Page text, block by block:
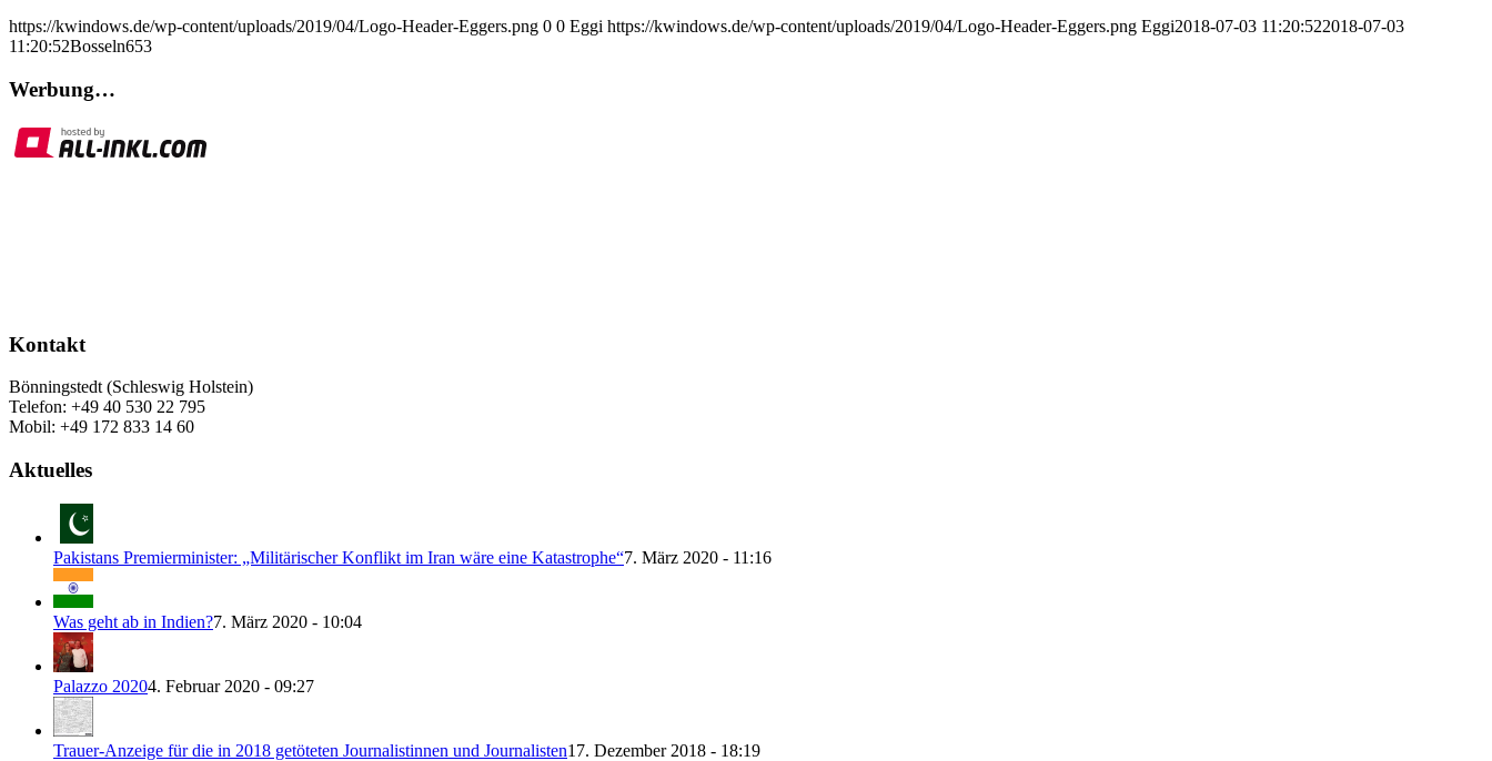
https://kwindows.de/wp-content/uploads/2019/04/Logo-Header-Eggers.png 0 0 Eggi https://kwindows.de/wp-content/uploads/2019/04/Logo-Header-Eggers.png Eggi2018-07-03 11:20:522018-07-03
11:20:52Bosseln653
Werbung…
Kontakt
Bönningstedt (Schleswig Holstein)
Telefon: +49 40 530 22 795
Mobil: +49 172 833 14 60
Aktuelles
Pakistans Premierminister: „Militärischer Konflikt im Iran wäre eine Katastrophe“7. März 2020 - 11:16
Was geht ab in Indien?7. März 2020 - 10:04
Palazzo 20204. Februar 2020 - 09:27
Trauer-Anzeige für die in 2018 getöteten Journalistinnen und Journalisten17. Dezember 2018 - 18:19